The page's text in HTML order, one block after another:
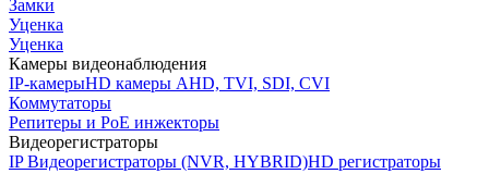
Замки
Уценка
Уценка
Камеры видеонаблюдения
IP-камерыHD камеры AHD, TVI, SDI, CVI
Коммутаторы
Репитеры и PoE инжекторы
Видеорегистраторы
IP Видеорегистраторы (NVR, HYBRID)HD регистраторы